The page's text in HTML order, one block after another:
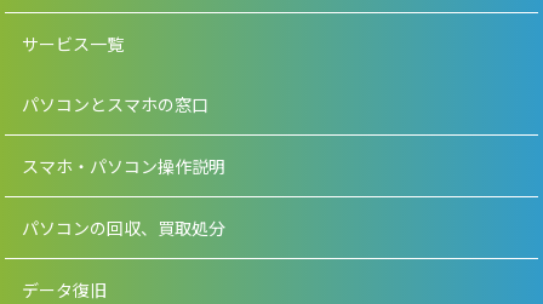
サービス一覧
パソコンとスマホの窓口
スマホ・パソコン操作説明
パソコンの回収、買取処分
データ復旧